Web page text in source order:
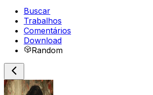
Buscar
Trabalhos
Comentários
Download
Random